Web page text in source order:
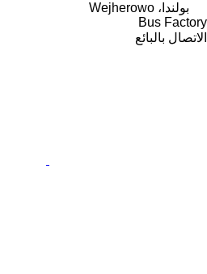
بولندا، Wejherowo
Bus Factory
الاتصال بالبائع